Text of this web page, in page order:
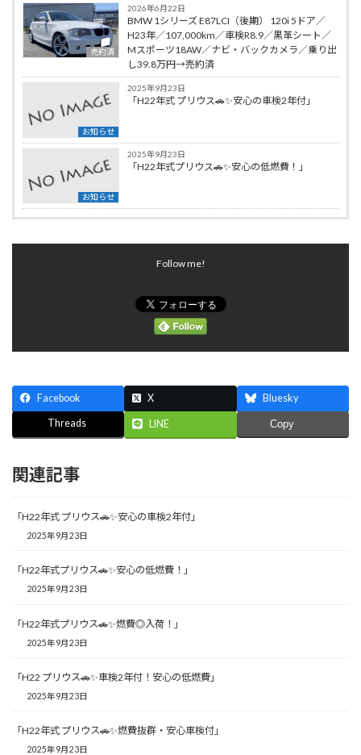
売約済
2026年6月22日
BMW 1シリーズ E87LCI（後期） 120i 5ドア／
H23年／107,000km／車検R8.9／黒革シート／
Mスポーツ18AW／ナビ・バックカメラ／乗り出
し39.8万円→売約済
お知らせ
2025年9月23日
「H22年式 プリウス🚗✨安心の車検2年付」
お知らせ
2025年9月23日
「H22年式プリウス🚗✨安心の低燃費！」
Follow me!
Facebook X Bluesky
Threads LINE Copy
関連記事
「H22年式 プリウス🚗✨安心の車検2年付」
2025年9月23日
「H22年式プリウス🚗✨安心の低燃費！」
2025年9月23日
「H22年式プリウス🚗✨燃費◎入荷！」
2025年9月23日
「H22 プリウス🚗✨車検2年付！安心の低燃費」
2025年9月23日
「H22年式 プリウス🚗✨燃費抜群・安心車検付」
2025年9月23日